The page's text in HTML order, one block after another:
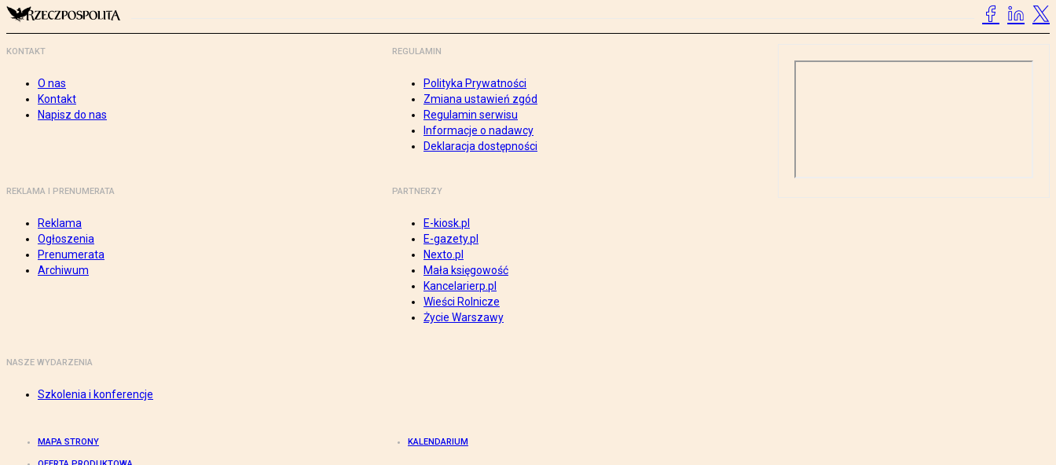
KONTAKT
O nas
Kontakt
Napisz do nas
REGULAMIN
Polityka Prywatności
Zmiana ustawień zgód
Regulamin serwisu
Informacje o nadawcy
Deklaracja dostępności
REKLAMA I PRENUMERATA
Reklama
Ogłoszenia
Prenumerata
Archiwum
PARTNERZY
E-kiosk.pl
E-gazety.pl
Nexto.pl
Mała księgowość
Kancelarierp.pl
Wieści Rolnicze
Życie Warszawy
NASZE WYDARZENIA
Szkolenia i konferencje
MAPA STRONY KALENDARIUM